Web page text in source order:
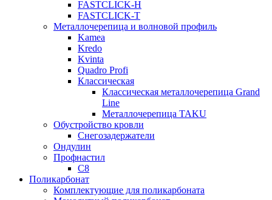
FASTCLICK-H
FASTCLICK-T
Металлочерепица и волновой профиль
Kamea
Kredo
Kvinta
Quadro Profi
Классическая
Классическая металлочерепица Grand
Line
Металлочерепица TAKU
Обустройство кровли
Снегозадержатели
Ондулин
Профнастил
С8
Поликарбонат
Комплектующие для поликарбоната